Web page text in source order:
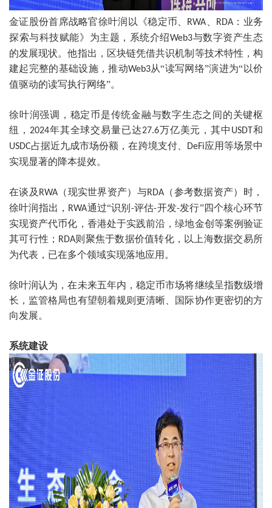
金证股份首席战略官徐叶润以《稳定币、 RWA RDA ：业务
探索与科技赋能》为主题，系统介绍Web3与数字资产生态
的发展现状。他指出，区块链凭借共识机制等技术特性，构
建起完整的基础设施，推动Web3从“读写网络”演进为“以价
值驱动的读写执行网络”。
徐叶润强调，稳定币是传统金融与数字生态之间的关键枢
纽， 2024年其全球交易量已达27.6万亿美元，其中 USDT 和
USDC占据近九成市场份额，在跨境支付、 DeFi应用等场景中
实现显著的降本提效。
在谈及 RWA（现实世界资产）与RDA（参考数据资产）时，
徐叶润指出， RWA通过“识别 -评估-开发-发行”四个核心环节
实现资产代币化，香港处于实践前沿，绿地金创等案例验证
其可行性； RDA则聚焦于数据价值转化，以上海数据交易所
为代表，已在多个领域实现落地应用。
徐叶润认为，在未来五年内，稳定币市场将继续呈指数级增
长，监管格局也有望朝着规则更清晰、国际协作更密切的方
向发展。
系统建设